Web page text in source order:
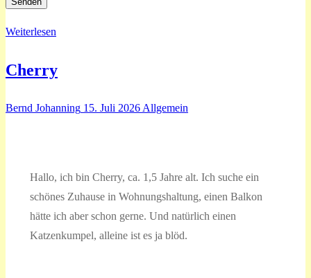
Weiterlesen
Cherry
Bernd Johanning 15. Juli 2026 Allgemein
Hallo, ich bin Cherry, ca. 1,5 Jahre alt. Ich suche ein
schönes Zuhause in Wohnungshaltung, einen Balkon
hätte ich aber schon gerne. Und natürlich einen
Katzenkumpel, alleine ist es ja blöd.